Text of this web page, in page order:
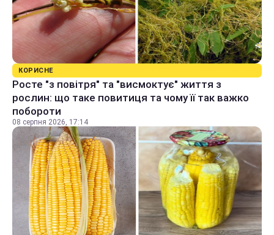
КОРИСНЕ
Росте "з повітря" та "висмоктує" життя з
рослин: що таке повитиця та чому її так важко
побороти
08 серпня 2026, 17:14